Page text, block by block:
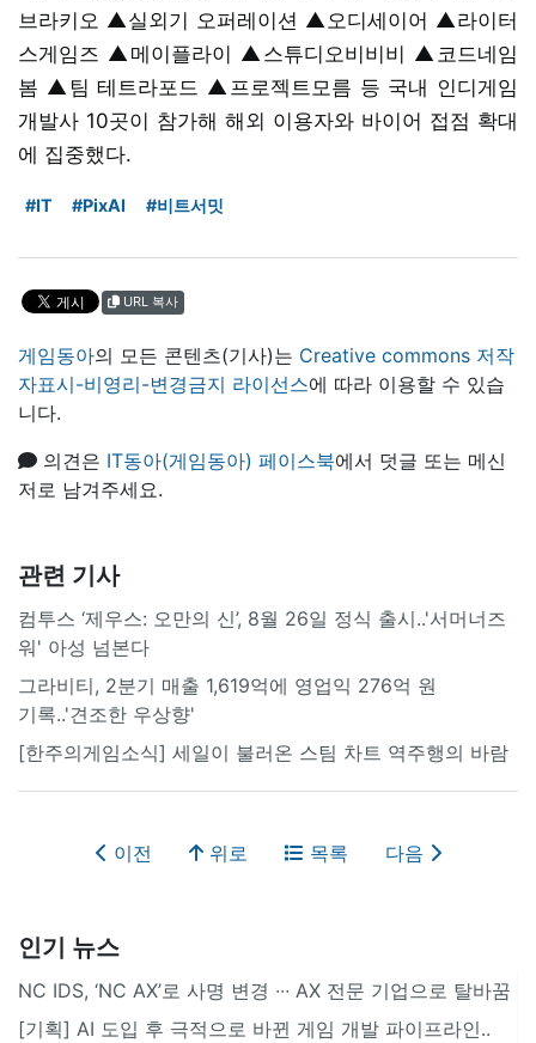
브라키오 ▲실외기 오퍼레이션 ▲오디세이어 ▲라이터
스게임즈 ▲메이플라이 ▲스튜디오비비비 ▲코드네임
봄 ▲팀 테트라포드 ▲프로젝트모름 등 국내 인디게임
개발사 10곳이 참가해 해외 이용자와 바이어 접점 확대
에 집중했다.
#IT #PixAI #비트서밋
URL 복사
게임동아의 모든 콘텐츠(기사)는 Creative commons 저작
자표시-비영리-변경금지 라이선스에 따라 이용할 수 있습
니다.
의견은 IT동아(게임동아) 페이스북에서 덧글 또는 메신
저로 남겨주세요.
관련 기사
컴투스 ‘제우스: 오만의 신’, 8월 26일 정식 출시..'서머너즈
워' 아성 넘본다
그라비티, 2분기 매출 1,619억에 영업익 276억 원
기록..'견조한 우상향'
[한주의게임소식] 세일이 불러온 스팀 차트 역주행의 바람
이전 위로 목록 다음
인기 뉴스
NC IDS, ‘NC AX’로 사명 변경 ∙∙∙ AX 전문 기업으로 탈바꿈
[기획] AI 도입 후 극적으로 바뀐 게임 개발 파이프라인..